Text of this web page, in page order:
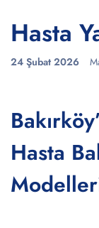
Hasta
24 Şubat 2026
Hasta